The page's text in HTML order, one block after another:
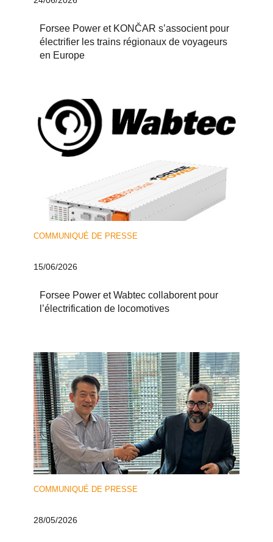
Forsee Power et KONČAR s’associent pour
électrifier les trains régionaux de voyageurs
en Europe
COMMUNIQUÉ DE PRESSE
15/06/2026
Forsee Power et Wabtec collaborent pour
l’électrification de locomotives
COMMUNIQUÉ DE PRESSE
28/05/2026